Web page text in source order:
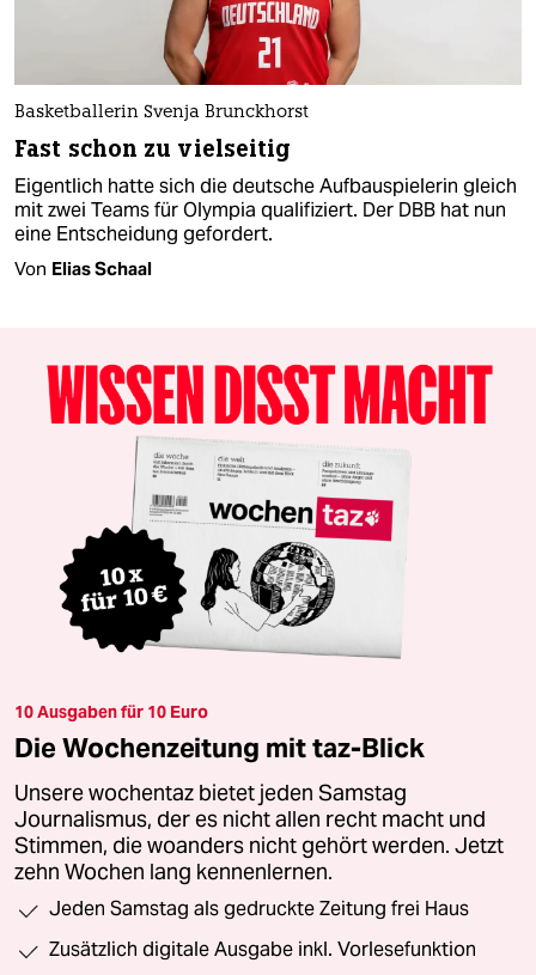
Basketballerin Svenja Brunckhorst
Fast schon zu vielseitig
Eigentlich hatte sich die deutsche Aufbauspielerin gleich
mit zwei Teams für Olympia qualifiziert. Der DBB hat nun
eine Entscheidung gefordert.
Von Elias Schaal
10 Ausgaben für 10 Euro
Die Wochenzeitung mit taz-Blick
Unsere wochentaz bietet jeden Samstag
Journalismus, der es nicht allen recht macht und
Stimmen, die woanders nicht gehört werden. Jetzt
zehn Wochen lang kennenlernen.
Jeden Samstag als gedruckte Zeitung frei Haus
Zusätzlich digitale Ausgabe inkl. Vorlesefunktion